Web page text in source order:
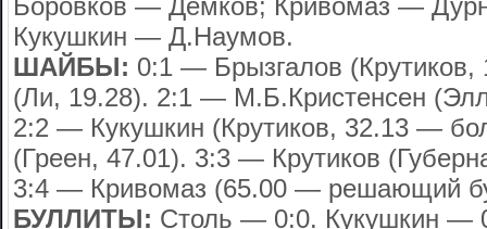
Боровков — Демков; Кривомаз —
Кукушкин — Д.Наумов.
ШАЙБЫ: 0:1 — Брызгалов
(Ли, 19.28). 2:1 — М.Б.Кристенсен
2:2 — Кукушкин (Крутиков, 32.13 —
(Греен, 47.01). 3:3 — Крутиков
3:4 — Кривомаз (65.00 — решающий
БУЛЛИТЫ: Столь — 0:0. Кукушкин —